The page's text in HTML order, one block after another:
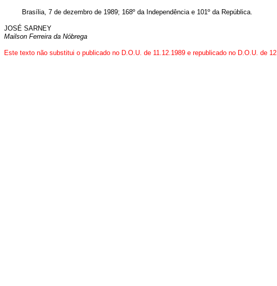
Brasília, 7 de dezembro de 1989; 168º da Independência e 101º da República.
JOSÉ SARNEY
Mailson Ferreira da Nóbrega
Este texto não substitui o publicado no D.O.U. de 11.12.1989 e republicado no D.O.U. de